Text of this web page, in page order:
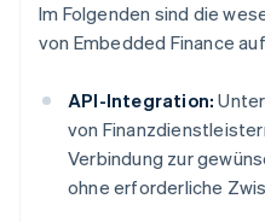
Im Folgenden sind die
von Embedded Finance
API-Integration:
von
Verbindung zur
ohne erforderliche